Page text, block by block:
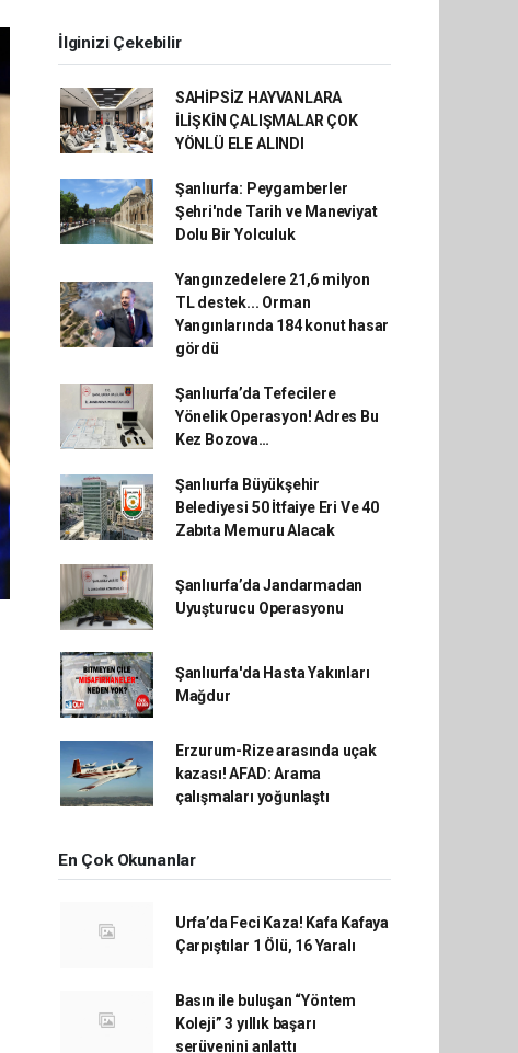
İlginizi Çekebilir
SAHİPSİZ HAYVANLARA
İLİŞKİN ÇALIŞMALAR ÇOK
YÖNLÜ ELE ALINDI
Şanlıurfa: Peygamberler
Şehri'nde Tarih ve Maneviyat
Dolu Bir Yolculuk
Yangınzedelere 21,6 milyon
TL destek... Orman
Yangınlarında 184 konut hasar
gördü
Şanlıurfa’da Tefecilere
Yönelik Operasyon! Adres Bu
Kez Bozova…
Şanlıurfa Büyükşehir
Belediyesi 50 İtfaiye Eri Ve 40
Zabıta Memuru Alacak
Şanlıurfa’da Jandarmadan
Uyuşturucu Operasyonu
Şanlıurfa'da Hasta Yakınları
Mağdur
Erzurum-Rize arasında uçak
kazası! AFAD: Arama
çalışmaları yoğunlaştı
En Çok Okunanlar
Urfa’da Feci Kaza! Kafa Kafaya
Çarpıştılar 1 Ölü, 16 Yaralı
Basın ile buluşan “Yöntem
Koleji” 3 yıllık başarı
serüvenini anlattı